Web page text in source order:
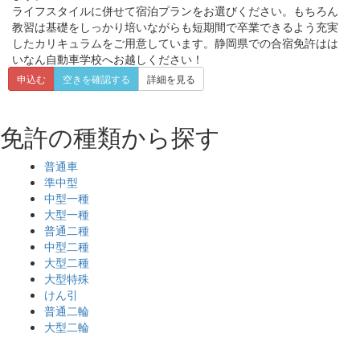
ライフスタイルに併せて宿泊プランをお選びください。もちろん
教習は基礎をしっかり培いながらも短期間で卒業できるよう充実
したカリキュラムをご用意しています。静岡県での合宿免許はは
いなん自動車学校へお越しください！
申込む 空きを確認する 詳細を見る
免許の種類から探す
普通車
準中型
中型一種
大型一種
普通二種
中型二種
大型二種
大型特殊
けん引
普通二輪
大型二輪